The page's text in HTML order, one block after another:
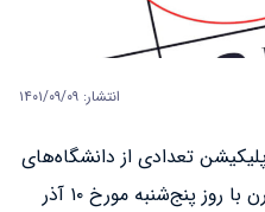
انتشار: ۱۴۰۱/۰۹/۰۹
اپلیکیشن تعدادی از دانشگاه‌های
آمریکا و کانادا در سال ۲۰۲۲، مقارن با روز پنج‌شنبه مورخ ۱۰ آذر